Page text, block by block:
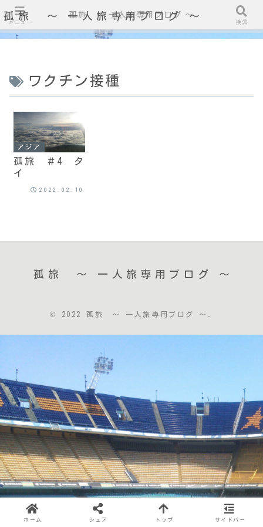
孤旅 〜 一人旅専用ブログ ～
ワクチン接種
アジア
孤旅 ＃4 タ
イ
2022.02.10
孤旅 〜 一人旅専用ブログ ～
© 2022 孤旅 〜 一人旅専用ブログ ～.
メニュー
孤旅 〜 一人旅専用ブログ ～
検索
ホーム シェア トップ サイドバー